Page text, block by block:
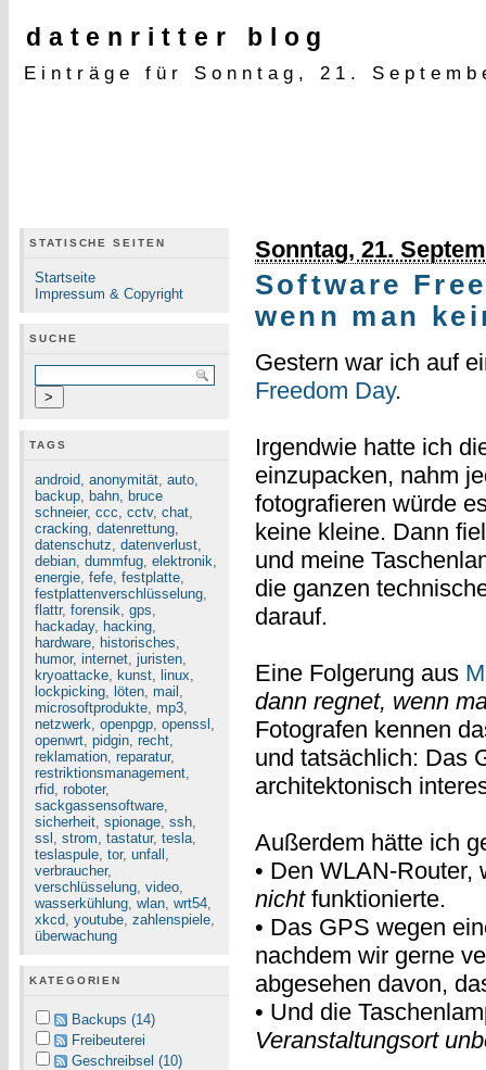
datenritter blog
Einträge für Sonntag, 21.
STATISCHE SEITEN
Startseite
Impressum & Copyright
SUCHE
TAGS
android, anonymität, auto,
backup, bahn, bruce
schneier, ccc, cctv, chat,
cracking, datenrettung,
datenschutz, datenverlust,
debian, dummfug, elektronik,
energie, fefe, festplatte,
festplattenverschlüsselung,
flattr, forensik, gps,
hackaday, hacking,
hardware, historisches,
humor, internet, juristen,
kryoattacke, kunst, linux,
lockpicking, löten, mail ,
microsoftprodukte, mp3,
netzwerk, openpgp, openssl ,
openwrt, pidgin, recht,
reklamation, reparatur,
restriktionsmanagement,
rfid, roboter,
sackgassensoftware,
sicherheit, spionage, ssh,
ssl , strom, tastatur, tesla,
teslaspule, tor, unfall ,
verbraucher,
verschlüsselung, video,
wasserkühlung, wlan, wrt54,
xkcd, youtube, zahlenspiele,
überwachung
KATEGORIEN
Backups (14)
Freibeuterei
Geschreibsel (10)
Sonntag, 21.
Software
wenn man
Gestern war ich auf
Freedom Day.
Irgendwie hatte ich
einzupacken, nahm
fotografieren würde
keine kleine. Dann
und meine
die ganzen
darauf.
Eine Folgerung aus
dann regnet, wenn
Fotografen kennen
und tatsächlich: Das
architektonisch
Außerdem hätte ich
• Den WLAN-
nichtfunktionierte.
• Das GPS wegen
nachdem wir gerne
abgesehen davon,
• Und die
Veranstaltungsort